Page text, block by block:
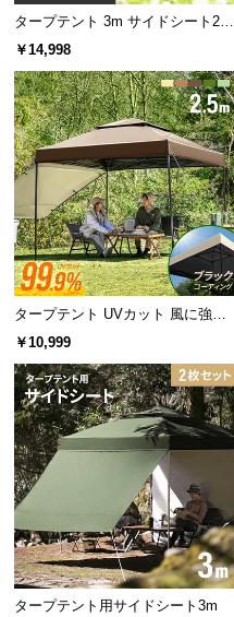
タープテント 3m サイドシート2枚
セット
￥14,998
タープテント UVカット 風に強い
防水 新開発のブラックコーティン
￥10,999
タープテント用サイドシート3m